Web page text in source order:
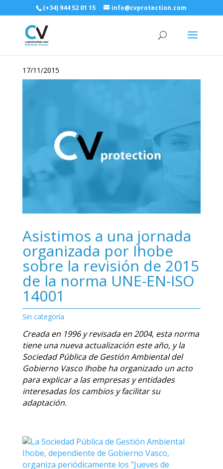
(+34) 944 52 01 15 info@cvprotection.com
17/11/2015
Asistimos a una jornada
organizada por Ihobe
sobre la revisión de 2015
de la norma UNE-EN-ISO
14001
Sin categoría
Creada en 1996 y revisada en 2004, esta norma
tiene una nueva actualización este año, y la
Sociedad Pública de Gestión Ambiental del
Gobierno Vasco Ihobe ha organizado un acto
para explicar a las empresas y entidades
interesadas los cambios y facilitar su
adaptación.